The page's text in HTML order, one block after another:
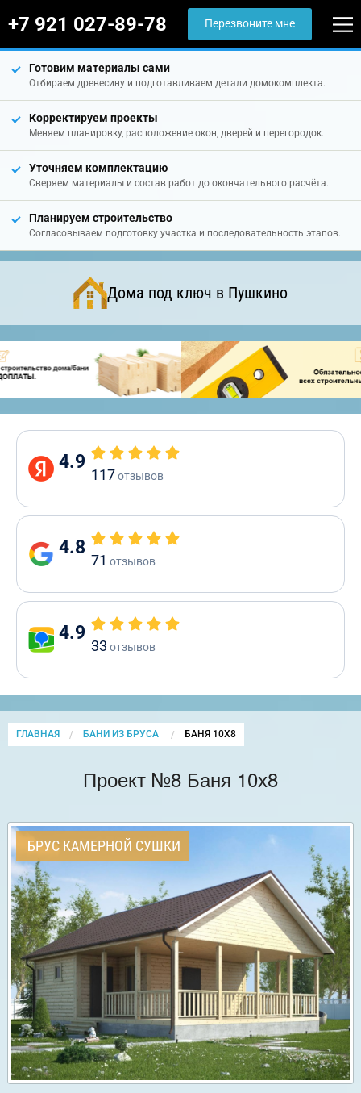
+7 921 027-89-78 Перезвоните мне
Готовим материалы сами
Отбираем древесину и подготавливаем детали домокомплекта.
Корректируем проекты
Меняем планировку, расположение окон, дверей и перегородок.
Уточняем комплектацию
Сверяем материалы и состав работ до окончательного расчёта.
Планируем строительство
Согласовываем подготовку участка и последовательность этапов.
Дома под ключ в Пушкино
4.9
117отзывов
4.8
71 отзывов
4.9
33 отзывов
ГЛАВНАЯ БАНИ ИЗ БРУСА CURRENT:
БАНЯ 10Х8
Проект №8 Баня 10х8
БРУС КАМЕРНОЙ СУШКИ